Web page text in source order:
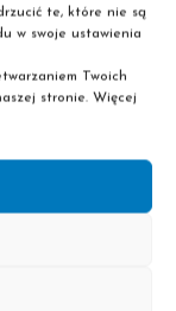
te, które nie są
w swoje ustawienia
Twoich
stronie. Więcej